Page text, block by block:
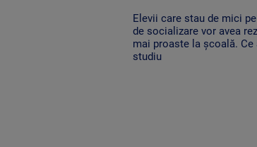
Elevii care stau de mici
de socializare vor avea
mai proaste la școală. Ce
studiu